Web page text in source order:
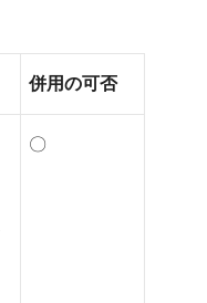
併用の可否
〇